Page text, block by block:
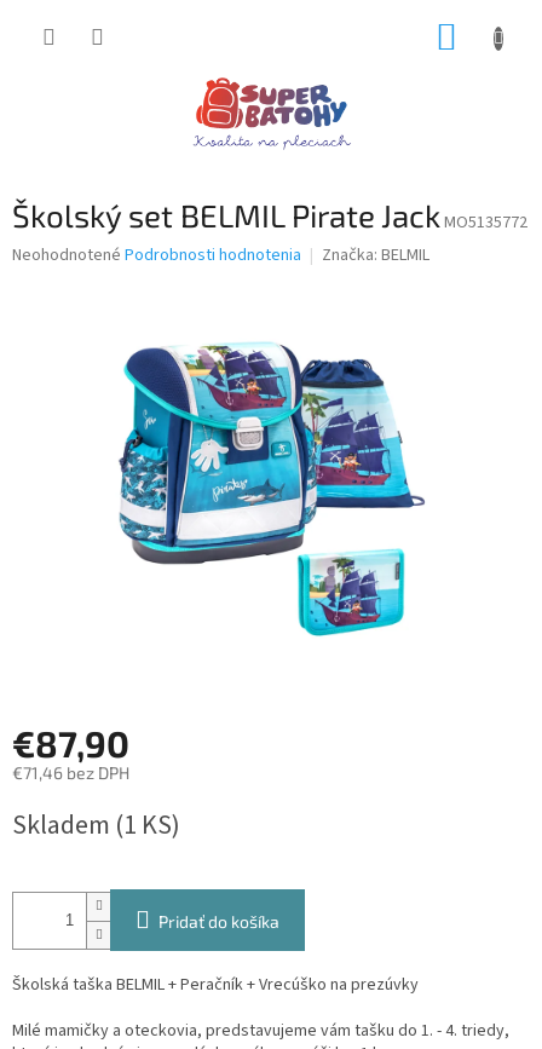
Školský set BELMIL Pirate Jack MO5135772
Priemerné
Neohodnotené Podrobnosti hodnotenia Značka: BELMIL
€87,90
€71,46 bez DPH
cena:
Skladem (1 KS)
Pridať do košíka
Školská taška BELMIL + Peračník + Vrecúško na prezúvky
Milé mamičky a oteckovia, predstavujeme vám tašku do 1. - 4. triedy,